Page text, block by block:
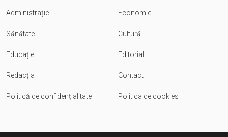
Administrație Economie
Sănătate Cultură
Educație Editorial
Redacția Contact
Politică de confidențialitate Politica de cookies